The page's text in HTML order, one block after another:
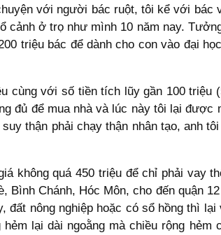
với người bác ruột, tôi kể với
ở trọ như mình 10 năm nay.
triệu bác để dành cho con vào đại
cùng với số tiền tích lũy gần 100
đủ để mua nhà và lúc này tôi lại
thận phải chạy thận nhân tạo, anh
không quá 450 triệu để chỉ phải vay
Bình Chánh, Hóc Môn, cho đến quận
đất nông nghiệp hoặc có sổ hồng thì
lại dài ngoằng mà chiều rộng